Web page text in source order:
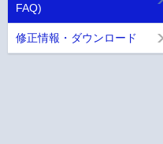
FAQ)
修正情報・ダウンロード